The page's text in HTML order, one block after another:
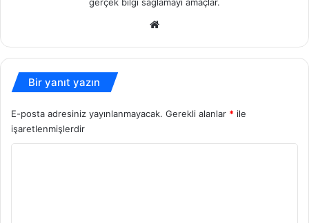
Bir yanıt yazın
E-posta adresiniz yayınlanmayacak. Gerekli alanlar * ile
işaretlenmişlerdir